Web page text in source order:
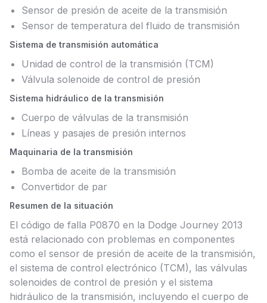
Sensor de presión de aceite de la transmisión
Sensor de temperatura del fluido de transmisión
Sistema de transmisión automática
Unidad de control de la transmisión (TCM)
Válvula solenoide de control de presión
Sistema hidráulico de la transmisión
Cuerpo de válvulas de la transmisión
Líneas y pasajes de presión internos
Maquinaria de la transmisión
Bomba de aceite de la transmisión
Convertidor de par
Resumen de la situación
El código de falla P0870 en la Dodge Journey 2013
está relacionado con problemas en componentes
como el sensor de presión de aceite de la transmisión,
el sistema de control electrónico (TCM), las válvulas
solenoides de control de presión y el sistema
hidráulico de la transmisión, incluyendo el cuerpo de